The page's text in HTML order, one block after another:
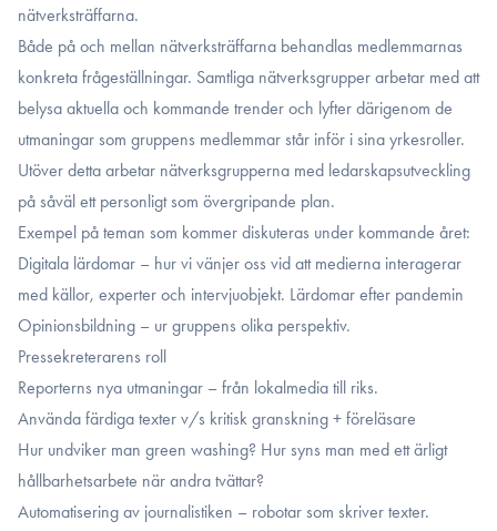
nätverksträffarna.
Både på och mellan nätverksträffarna behandlas medlemmarnas
konkreta frågeställningar. Samtliga nätverksgrupper arbetar med att
belysa aktuella och kommande trender och lyfter därigenom de
utmaningar som gruppens medlemmar står inför i sina yrkesroller.
Utöver detta arbetar nätverksgrupperna med ledarskapsutveckling
på såväl ett personligt som övergripande plan.
Exempel på teman som kommer diskuteras under kommande året:
Digitala lärdomar – hur vi vänjer oss vid att medierna interagerar
med källor, experter och intervjuobjekt. Lärdomar efter pandemin
Opinionsbildning – ur gruppens olika perspektiv.
Pressekreterarens roll
Reporterns nya utmaningar – från lokalmedia till riks.
Använda färdiga texter v/s kritisk granskning + föreläsare
Hur undviker man green washing? Hur syns man med ett ärligt
hållbarhetsarbete när andra tvättar?
Automatisering av journalistiken – robotar som skriver texter.